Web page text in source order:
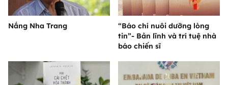
Nắng Nha Trang
“Báo chí nuôi dưỡng lòng
tin”- Bản lĩnh và trí tuệ nhà
báo chiến sĩ